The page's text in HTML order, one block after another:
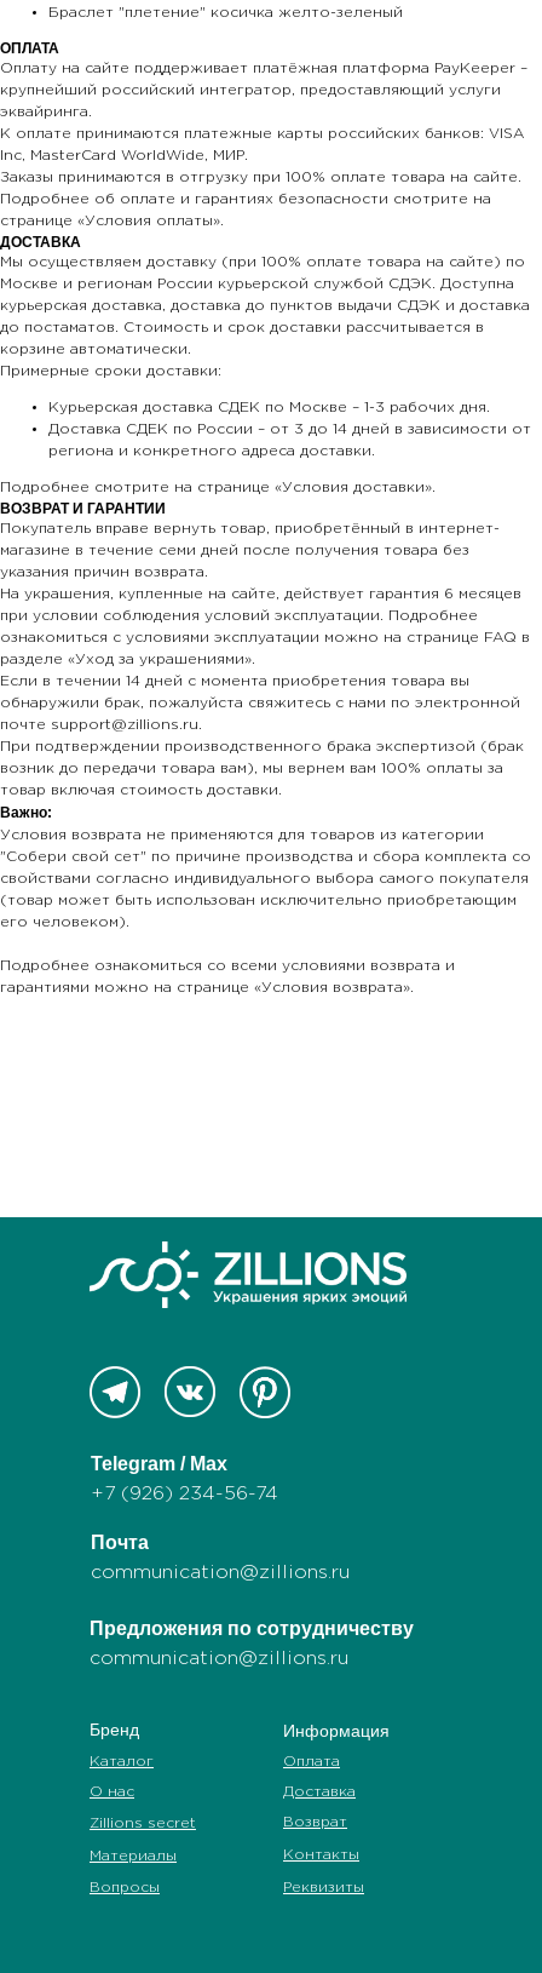
Браслет "плетение" косичка желто-зеленый
ОПЛАТА
Оплату на сайте поддерживает платёжная платформа PayKeeper –
крупнейший российский интегратор, предоставляющий услуги
эквайринга.
К оплате принимаются платежные карты российских банков: VISA
Inc, MasterCard WorldWide, МИР.
Заказы принимаются в отгрузку при 100% оплате товара на сайте.
Подробнее об оплате и гарантиях безопасности смотрите на
странице «Условия оплаты».
ДОСТАВКА
Мы осуществляем доставку (при 100% оплате товара на сайте) по
Москве и регионам России курьерской службой СДЭК. Доступна
курьерская доставка, доставка до пунктов выдачи СДЭК и доставка
до постаматов. Стоимость и срок доставки рассчитывается в
корзине автоматически.
Примерные сроки доставки:
Курьерская доставка СДЕК по Москве – 1-3 рабочих дня.
Доставка СДЕК по России – от 3 до 14 дней в зависимости от
региона и конкретного адреса доставки.
Подробнее смотрите на странице «Условия доставки».
ВОЗВРАТ И ГАРАНТИИ
Покупатель вправе вернуть товар, приобретённый в интернет-
магазине в течение семи дней после получения товара без
указания причин возврата.
На украшения, купленные на сайте, действует гарантия 6 месяцев
при условии соблюдения условий эксплуатации. Подробнее
ознакомиться с условиями эксплуатации можно на странице FAQ в
разделе «Уход за украшениями».
Если в течении 14 дней с момента приобретения товара вы
обнаружили брак, пожалуйста свяжитесь с нами по электронной
почте support@zillions.ru.
При подтверждении производственного брака экспертизой (брак
возник до передачи товара вам), мы вернем вам 100% оплаты за
товар включая стоимость доставки.
Важно:
Условия возврата не применяются для товаров из категории
"Собери свой сет" по причине производства и сбора комплекта со
свойствами согласно индивидуального выбора самого покупателя
(товар может быть использован исключительно приобретающим
его человеком).
Подробнее ознакомиться со всеми условиями возврата и
гарантиями можно на странице «Условия возврата».
Предложения по сотрудничеству
communication@zillions.ru
Почта
communication@zillions.ru
Контакты
Вопросы
Материалы
О нас
Zillions secret Возврат
Доставка
Оплата
Реквизиты
Информация
Бренд
Каталог
Telegram / Max
+7 (926) 234-56-74